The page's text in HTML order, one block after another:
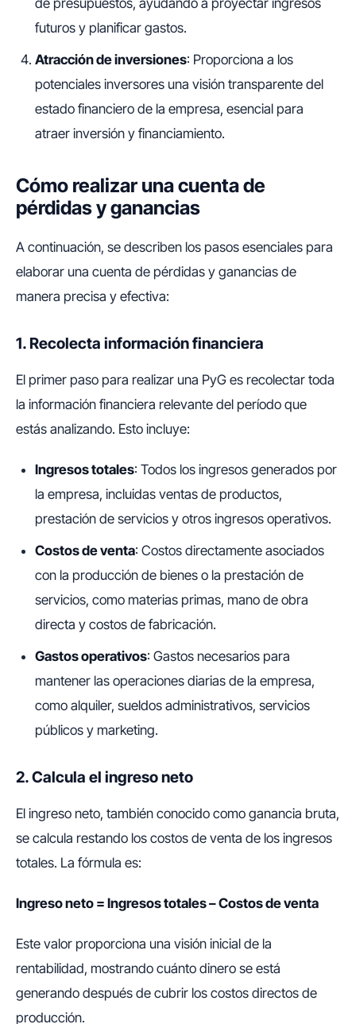
de presupuestos, ayudando a proyectar ingresos
futuros y planificar gastos.
Atracción de inversiones: Proporciona a los
potenciales inversores una visión transparente del
estado financiero de la empresa, esencial para
atraer inversión y financiamiento.
Cómo realizar una cuenta de
pérdidas y ganancias
A continuación, se describen los pasos esenciales para
elaborar una cuenta de pérdidas y ganancias de
manera precisa y efectiva:
1. Recolecta información financiera
El primer paso para realizar una PyG es recolectar toda
la información financiera relevante del período que
estás analizando. Esto incluye:
Ingresos totales: Todos los ingresos generados por
la empresa, incluidas ventas de productos,
prestación de servicios y otros ingresos operativos.
Costos de venta: Costos directamente asociados
con la producción de bienes o la prestación de
servicios, como materias primas, mano de obra
directa y costos de fabricación.
Gastos operativos: Gastos necesarios para
mantener las operaciones diarias de la empresa,
como alquiler, sueldos administrativos, servicios
públicos y marketing.
2. Calcula el ingreso neto
El ingreso neto, también conocido como ganancia bruta,
se calcula restando los costos de venta de los ingresos
totales. La fórmula es:
Ingreso neto = Ingresos totales – Costos de venta
Este valor proporciona una visión inicial de la
rentabilidad, mostrando cuánto dinero se está
generando después de cubrir los costos directos de
producción.